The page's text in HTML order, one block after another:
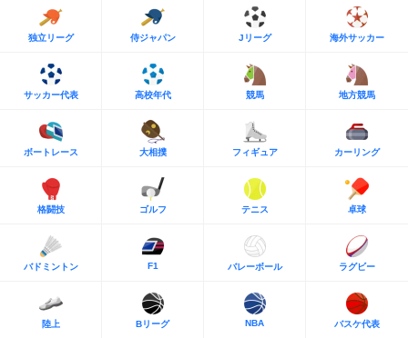
独立リーグ 侍ジャパン Jリーグ 海外サッカー
サッカー代表 高校年代 競馬 地方競馬
ボートレース 大相撲 フィギュア カーリング
格闘技 ゴルフ テニス 卓球
バドミントン F1 バレーボール ラグビー
陸上 Bリーグ NBA バスケ代表